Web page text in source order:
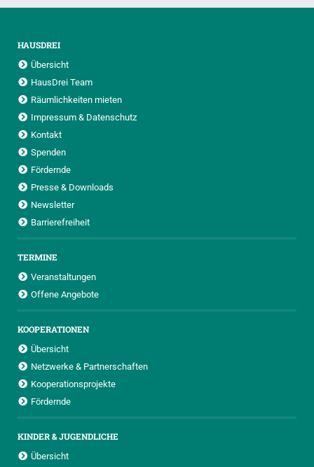
HAUSDREI
Übersicht
HausDrei Team
Räumlichkeiten mieten
Impressum & Datenschutz
Kontakt
Spenden
Fördernde
Presse & Downloads
Newsletter
Barrierefreiheit
TERMINE
Veranstaltungen
Offene Angebote
KOOPERATIONEN
Übersicht
Netzwerke & Partnerschaften
Kooperationsprojekte
Fördernde
KINDER & JUGENDLICHE
Übersicht